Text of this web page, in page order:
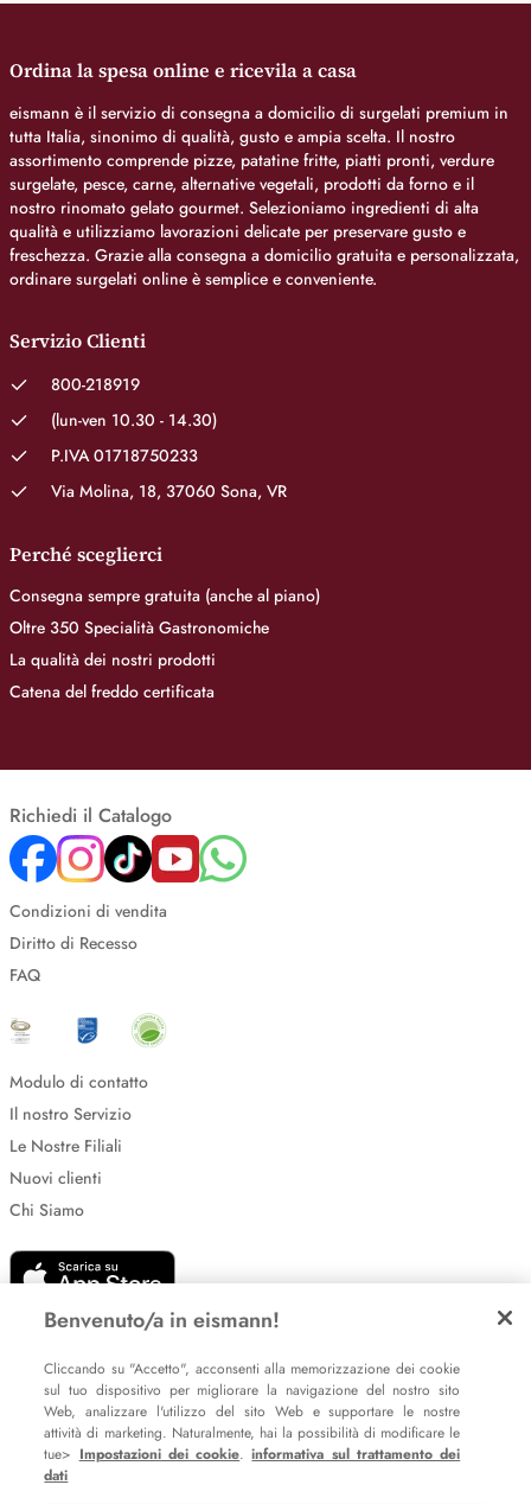
Ordina la spesa online e ricevila a casa
eismann è il servizio di consegna a domicilio di surgelati premium in
tutta Italia, sinonimo di qualità, gusto e ampia scelta. Il nostro
assortimento comprende pizze, patatine fritte, piatti pronti, verdure
surgelate, pesce, carne, alternative vegetali, prodotti da forno e il
nostro rinomato gelato gourmet. Selezioniamo ingredienti di alta
qualità e utilizziamo lavorazioni delicate per preservare gusto e
freschezza. Grazie alla consegna a domicilio gratuita e personalizzata,
ordinare surgelati online è semplice e conveniente.
Servizio Clienti
800-218919
(lun-ven 10.30 - 14.30)
P.IVA 01718750233
Via Molina, 18, 37060 Sona, VR
Perché sceglierci
Consegna sempre gratuita (anche al piano)
Oltre 350 Specialità Gastronomiche
La qualità dei nostri prodotti
Catena del freddo certificata
Richiedi il Catalogo
Condizioni di vendita
Diritto di Recesso
FAQ
Modulo di contatto
Il nostro Servizio
Le Nostre Filiali
Nuovi clienti
Chi Siamo
Impostazione dei cookie
Informative sulla privacy
Policy Whistleblowing
Benvenuto/a in eismann!
Cliccando su "Accetto", acconsenti alla memorizzazione dei cookie
sul tuo dispositivo per migliorare la navigazione del nostro sito
Web, analizzare l'utilizzo del sito Web e supportare le nostre
attività di marketing. Naturalmente, hai la possibilità di modificare le
tue> Impostazioni dei cookie.informativa sul trattamento dei
dati